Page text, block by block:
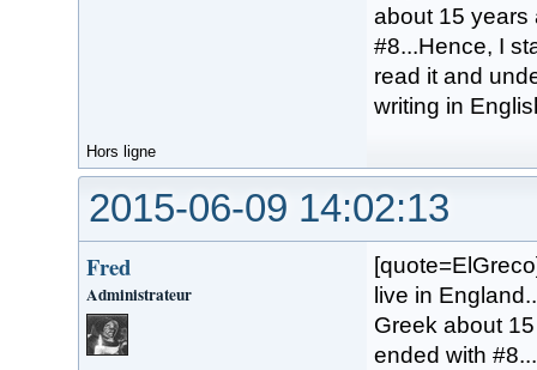
about 15 years
#8...Hence, I
read it and
writing in
Hors ligne
2015-06-09 14:02:13
Fred
Administrateur
live in
Greek about
ended with